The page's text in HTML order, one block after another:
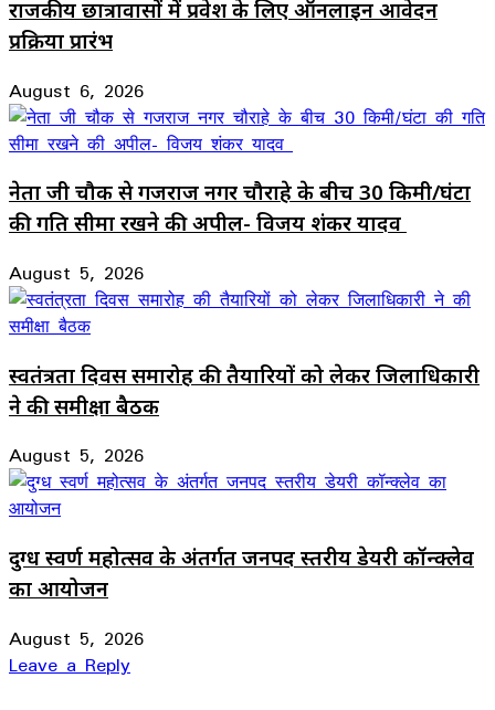
राजकीय छात्रावासों में प्रवेश के लिए ऑनलाइन आवेदन
प्रक्रिया प्रारंभ
August 6, 2026
नेता जी चौक से गजराज नगर चौराहे के बीच 30 किमी/घंटा
की गति सीमा रखने की अपील- विजय शंकर यादव
August 5, 2026
स्वतंत्रता दिवस समारोह की तैयारियों को लेकर जिलाधिकारी
ने की समीक्षा बैठक
August 5, 2026
दुग्ध स्वर्ण महोत्सव के अंतर्गत जनपद स्तरीय डेयरी कॉन्क्लेव
का आयोजन
August 5, 2026
Leave a Reply